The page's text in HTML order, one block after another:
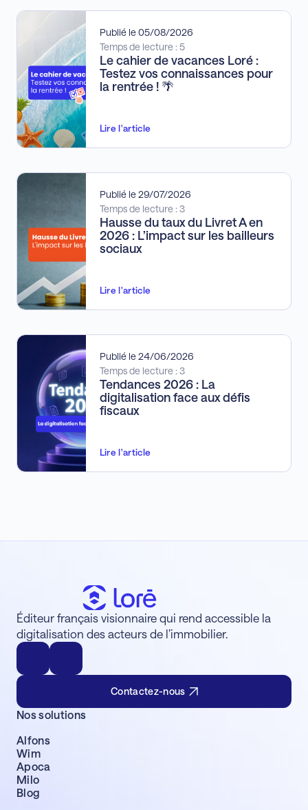
Publié le 05/08/2026
Temps de lecture : 5
Le cahier de vacances Loré :
Testez vos connaissances pour
la rentrée ! 🌴
Lire l'article
Publié le 29/07/2026
Temps de lecture : 3
Hausse du taux du Livret A en
2026 : L’impact sur les bailleurs
sociaux
Lire l'article
Publié le 24/06/2026
Temps de lecture : 3
Tendances 2026 : La
digitalisation face aux défis
fiscaux
Lire l'article
Éditeur français visionnaire qui rend accessible la
digitalisation des acteurs de l’immobilier.
Contactez-nous
Nos solutions
Alfons
Wim
Apoca
Milo
Blog